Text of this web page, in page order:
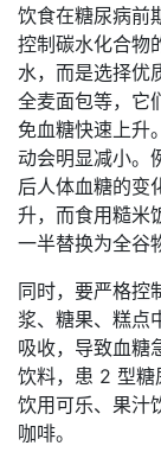
饮食在糖尿病前
控制碳水化合物
水，而是选择优
全麦面包等，它
免血糖快速上升
动会明显减小。
后人体血糖的变
升，而食用糙米
一半替换为全谷
同时，要严格控
浆、糖果、糕点
吸收，导致血糖
饮料，患 2 型糖
饮用可乐、果汁
咖啡。